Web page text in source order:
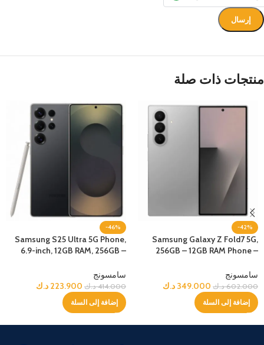
منتجات ذات صلة
-42%
Samsung Galaxy Z Fold7 5G,
256GB – 12GB RAM Phone –
سامسونج
602.000 د.ك 349.000 د.ك
إضافة إلى السلة
-46%
Samsung S25 Ultra 5G Phone,
6.9-inch, 12GB RAM, 256GB –
سامسونج
414.000 د.ك 223.900 د.ك
إضافة إلى السلة